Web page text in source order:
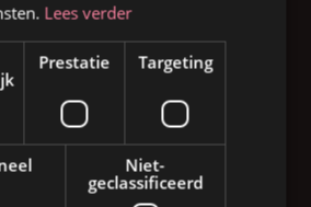
Lees verder
Prestatie Targeting
Niet-
geclassificeerd